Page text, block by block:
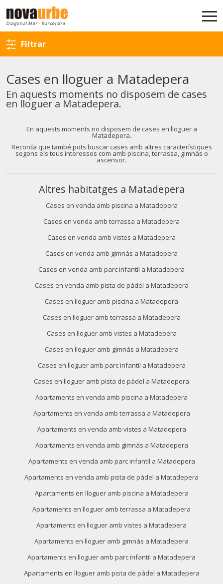
Diagonal Mar · Barcelona
Filtrar
Cases en lloguer a Matadepera
En aquests moments no disposem de cases
en lloguer a Matadepera.
En aquests moments no disposem de cases en lloguer a
Matadepera.
Recorda que també pots buscar cases amb altres característiques
segons els teus interessos com amb piscina, terrassa, gimnàs o
ascensor.
Altres habitatges a Matadepera
Cases en venda amb piscina a Matadepera
Cases en venda amb terrassa a Matadepera
Cases en venda amb vistes a Matadepera
Cases en venda amb gimnàs a Matadepera
Cases en venda amb parc infantil a Matadepera
Cases en venda amb pista de pàdel a Matadepera
Cases en lloguer amb piscina a Matadepera
Cases en lloguer amb terrassa a Matadepera
Cases en lloguer amb vistes a Matadepera
Cases en lloguer amb gimnàs a Matadepera
Cases en lloguer amb parc infantil a Matadepera
Cases en lloguer amb pista de pàdel a Matadepera
Apartaments en venda amb piscina a Matadepera
Apartaments en venda amb terrassa a Matadepera
Apartaments en venda amb vistes a Matadepera
Apartaments en venda amb gimnàs a Matadepera
Apartaments en venda amb parc infantil a Matadepera
Apartaments en venda amb pista de pàdel a Matadepera
Apartaments en lloguer amb piscina a Matadepera
Apartaments en lloguer amb terrassa a Matadepera
Apartaments en lloguer amb vistes a Matadepera
Apartaments en lloguer amb gimnàs a Matadepera
Apartaments en lloguer amb parc infantil a Matadepera
Apartaments en lloguer amb pista de pàdel a Matadepera
Modificar cookies
Tècniques i funcionals
Sempre activades
Aquest lloc web utilitza cookies pròpies per recopilar
Si continua navegant, suposa l'acceptació de la instal·lació
navegador podent, si així ho desitja, impedir que siguin
compte que aquesta acció podrà ocasionar dificultats de
Analítiques i personalització
Permeten fer el seguiment i l'anàlisi del comportament
mitjançant aquest tipus de cookies s'utilitza en el
perfils de navegació dels usuaris per introduir millores en
servei. Permeten desar la informació de preferència de
una millor experiència a través de productes recomanats.
Marketing i publicitat
Aquestes cookies són utilitzades per emmagatzemar
informació sobre les preferències i les eleccions personals
de l'usuari a través de l'observació continuada dels seus
hàbits de navegació. Gràcies a elles, podem conèixer els
hàbits de navegació al lloc web i mostrar publicitat
relacionada amb el perfil de navegació de l'usuari.